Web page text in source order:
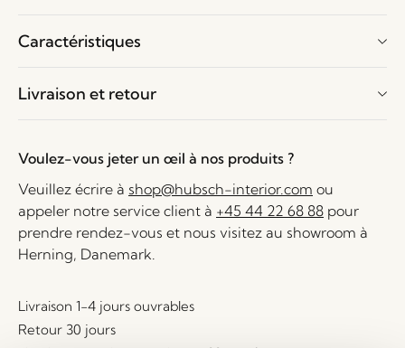
Caractéristiques
Livraison et retour
Voulez-vous jeter un œil à nos produits ?
Veuillez écrire à shop@hubsch-interior.com ou
appeler notre service client à +45 44 22 68 88 pour
prendre rendez-vous et nous visitez au showroom à
Herning, Danemark.
Livraison 1-4 jours ouvrables
Retour 30 jours